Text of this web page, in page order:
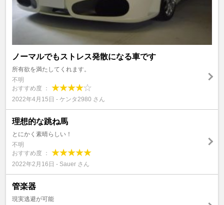
ノーマルでもストレス発散になる車です
所有欲を満たしてくれます。
不明
おすすめ度 ：
2022年4月15日 - ケンタ2980 さん
理想的な跳ね馬
とにかく素晴らしい！
不明
おすすめ度 ：
2022年2月16日 - Sauer さん
管楽器
現実逃避が可能